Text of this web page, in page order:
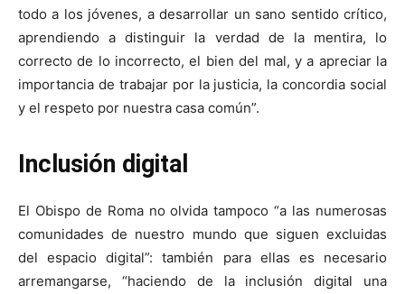
todo a los jóvenes, a desarrollar un sano sentido crítico,
aprendiendo a distinguir la verdad de la mentira, lo
correcto de lo incorrecto, el bien del mal, y a apreciar la
importancia de trabajar por la justicia, la concordia social
y el respeto por nuestra casa común”.
Inclusión digital
El Obispo de Roma no olvida tampoco “a las numerosas
comunidades de nuestro mundo que siguen excluidas
del espacio digital”: también para ellas es necesario
arremangarse, “haciendo de la inclusión digital una